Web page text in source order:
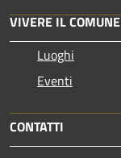
VIVERE IL COMUNE
Luoghi
Eventi
CONTATTI